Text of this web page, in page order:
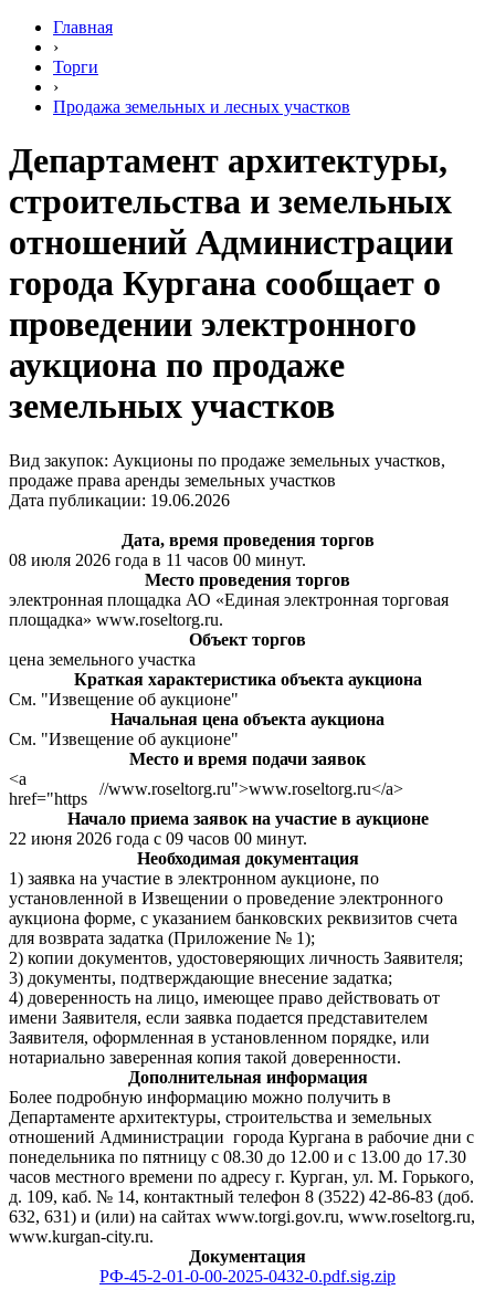
Главная
›
Торги
›
Продажа земельных и лесных участков
Департамент архитектуры,
строительства и земельных
отношений Администрации
города Кургана сообщает о
проведении электронного
аукциона по продаже
земельных участков
Вид закупок: Аукционы по продаже земельных участков,
продаже права аренды земельных участков
Дата публикации: 19.06.2026
Дата, время проведения торгов
08 июля 2026 года в 11 часов 00 минут.
Место проведения торгов
электронная площадка АО «Единая электронная торговая
площадка» www.roseltorg.ru.
Объект торгов
цена земельного участка
Краткая характеристика объекта аукциона
См. "Извещение об аукционе"
Начальная цена объекта аукциона
См. "Извещение об аукционе"
Место и время подачи заявок
<a
href="https
//www.roseltorg.ru">www.roseltorg.ru</a>
Начало приема заявок на участие в аукционе
22 июня 2026 года с 09 часов 00 минут.
Необходимая документация
1) заявка на участие в электронном аукционе, по
установленной в Извещении о проведение электронного
аукциона форме, с указанием банковских реквизитов счета
для возврата задатка (Приложение № 1);
2) копии документов, удостоверяющих личность Заявителя;
3) документы, подтверждающие внесение задатка;
4) доверенность на лицо, имеющее право действовать от
имени Заявителя, если заявка подается представителем
Заявителя, оформленная в установленном порядке, или
нотариально заверенная копия такой доверенности.
Дополнительная информация
Более подробную информацию можно получить в
Департаменте архитектуры, строительства и земельных
отношений Администрации города Кургана в рабочие дни с
понедельника по пятницу с 08.30 до 12.00 и с 13.00 до 17.30
часов местного времени по адресу г. Курган, ул. М. Горького,
д. 109, каб. № 14, контактный телефон 8 (3522) 42-86-83 (доб.
632, 631) и (или) на сайтах www.torgi.gov.ru, www.roseltorg.ru,
www.kurgan-city.ru.
Документация
РФ-45-2-01-0-00-2025-0432-0.pdf.sig.zip